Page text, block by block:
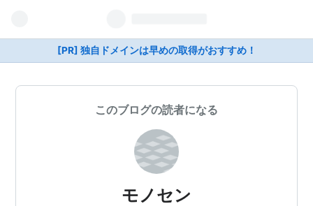
[PR] 独自ドメインは早めの取得がおすすめ！
このブログの読者になる
モノセン